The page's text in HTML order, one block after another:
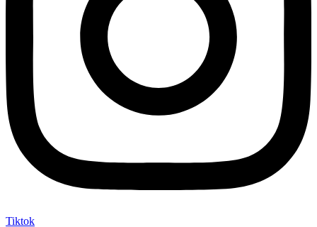
Tiktok